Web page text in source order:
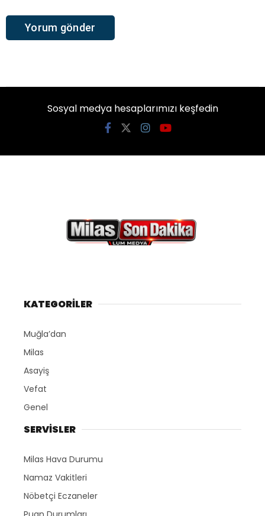
Sosyal medya hesaplarımızı keşfedin
KATEGORİLER
Muğla’dan
Milas
Asayiş
Vefat
Genel
SERVİSLER
Milas Hava Durumu
Namaz Vakitleri
Nöbetçi Eczaneler